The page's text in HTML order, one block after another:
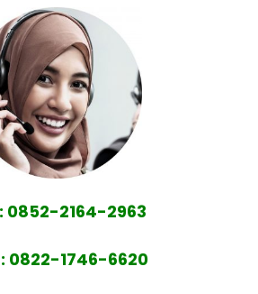
: 0852-2164-2963
: 0822-1746-6620